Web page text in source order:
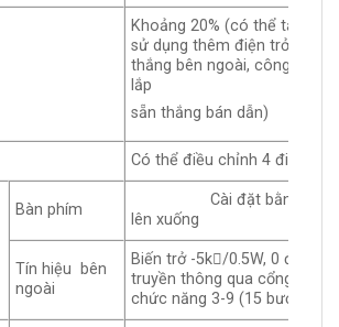
Khoảng 20% (có thể tăng
sử dụng thêm điện trở
thắng bên ngoài, công suất
lắp
sẵn thắng bán dẫn)
Có thể điều chỉnh 4 điểm
Bàn phím
Cài đặt bằng cách
lên xuống
Tín hiệu bên
ngoài
Biến trở -5k/0.5W, 0 đến
truyền thông qua cổng
chức năng 3-9 (15 bước,